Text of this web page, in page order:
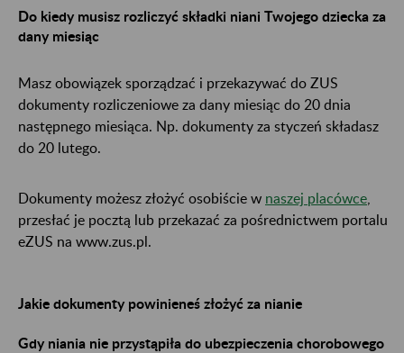
Do kiedy musisz rozliczyć składki niani Twojego dziecka za
dany miesiąc
Masz obowiązek sporządzać i przekazywać do ZUS
dokumenty rozliczeniowe za dany miesiąc do 20 dnia
następnego miesiąca. Np. dokumenty za styczeń składasz
do 20 lutego.
Dokumenty możesz złożyć osobiście w naszej placówce
przesłać je pocztą lub przekazać za pośrednictwem portalu
eZUS na www.zus.pl.
Jakie dokumenty powinieneś złożyć za nianie
Gdy niania nie przystąpiła do ubezpieczenia chorobowego